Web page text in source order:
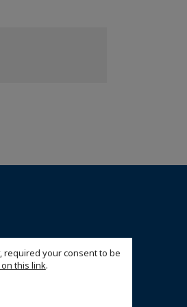
required your consent to be
on this link.